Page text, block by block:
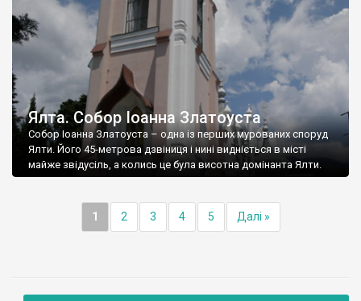
Ялта. Собор Іоанна Златоуста
Собор Іоанна Златоуста – одна із перших мурованих споруд
Ялти. Його 45-метрова дзвіниця і нині видніється в місті
майже звідусіль, а колись це була висотна домінанта Ялти.
1 2 3 4 5 Далі »